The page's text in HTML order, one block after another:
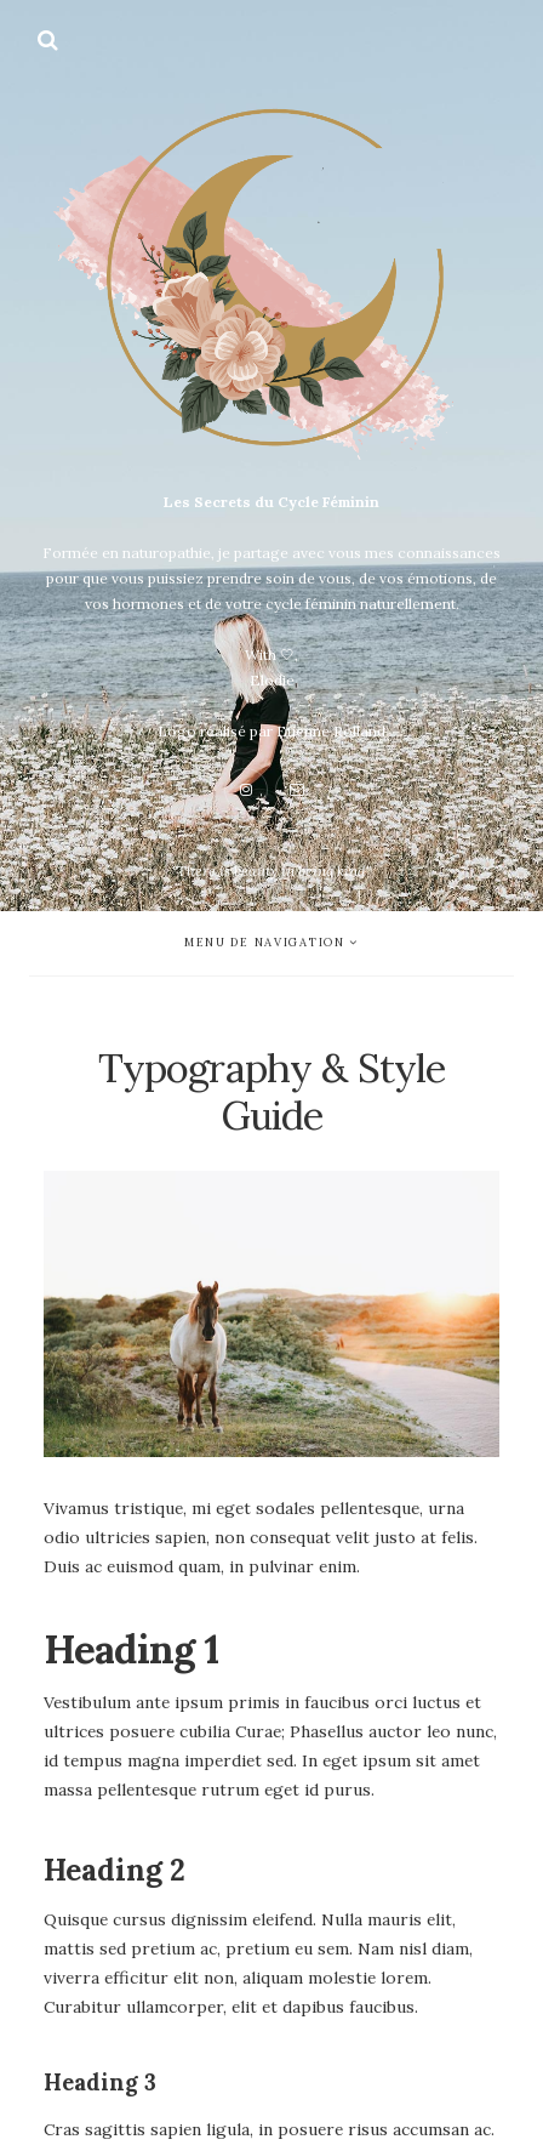
Les Secrets du Cycle Féminin
Formée en naturopathie, je partage avec vous mes connaissances
pour que vous puissiez prendre soin de vous, de vos émotions, de
vos hormones et de votre cycle féminin naturellement.
With 🤍,
Elodie
Logo réalisé par Etienne Rolland
"There is beauty in being kind"
MENU DE NAVIGATION
Typography & Style
Guide
Vivamus tristique, mi eget sodales pellentesque, urna
odio ultricies sapien, non consequat velit justo at felis.
Duis ac euismod quam, in pulvinar enim.
Heading 1
Vestibulum ante ipsum primis in faucibus orci luctus et
ultrices posuere cubilia Curae; Phasellus auctor leo nunc,
id tempus magna imperdiet sed. In eget ipsum sit amet
massa pellentesque rutrum eget id purus.
Heading 2
Quisque cursus dignissim eleifend. Nulla mauris elit,
mattis sed pretium ac, pretium eu sem. Nam nisl diam,
viverra efficitur elit non, aliquam molestie lorem.
Curabitur ullamcorper, elit et dapibus faucibus.
Heading 3
Cras sagittis sapien ligula, in posuere risus accumsan ac.